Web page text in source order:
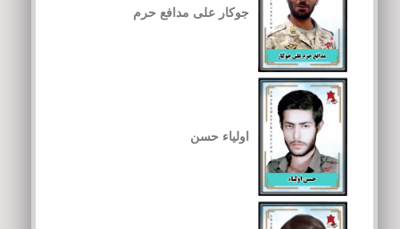
جوکار علی مدافع حرم
اولیاء حسن